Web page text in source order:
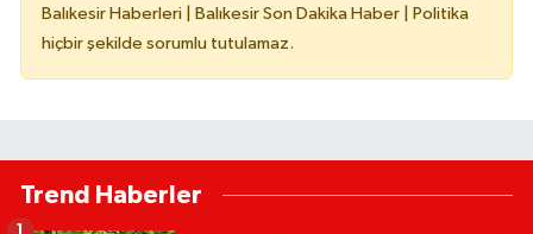
Balıkesir Haberleri | Balıkesir Son Dakika Haber | Politika
hiçbir şekilde sorumlu tutulamaz.
Trend Haberler
1